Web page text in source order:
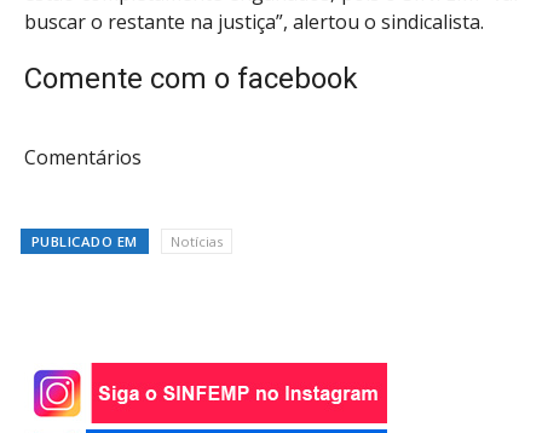
buscar o restante na justiça”, alertou o sindicalista.
Comente com o facebook
Comentários
PUBLICADO EM Notícias